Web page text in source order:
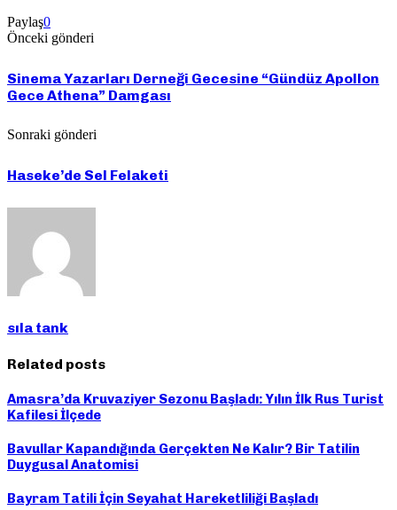
Paylaş0
Önceki gönderi
Sinema Yazarları Derneği Gecesine “Gündüz Apollon
Gece Athena” Damgası
Sonraki gönderi
Haseke’de Sel Felaketi
sıla tank
Related posts
Amasra’da Kruvaziyer Sezonu Başladı: Yılın İlk Rus Turist
Kafilesi İlçede
Bavullar Kapandığında Gerçekten Ne Kalır? Bir Tatilin
Duygusal Anatomisi
Bayram Tatili İçin Seyahat Hareketliliği Başladı